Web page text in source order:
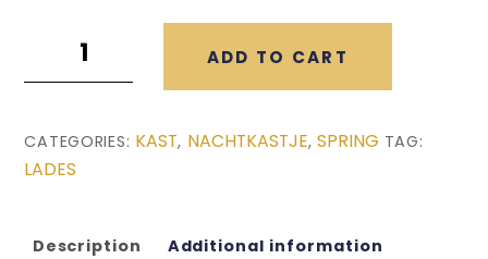
Nachtkastje
ADD TO CART
CATEGORIES: KAST, NACHTKASTJE, SPRING TAG:
LADES
Description Additional information